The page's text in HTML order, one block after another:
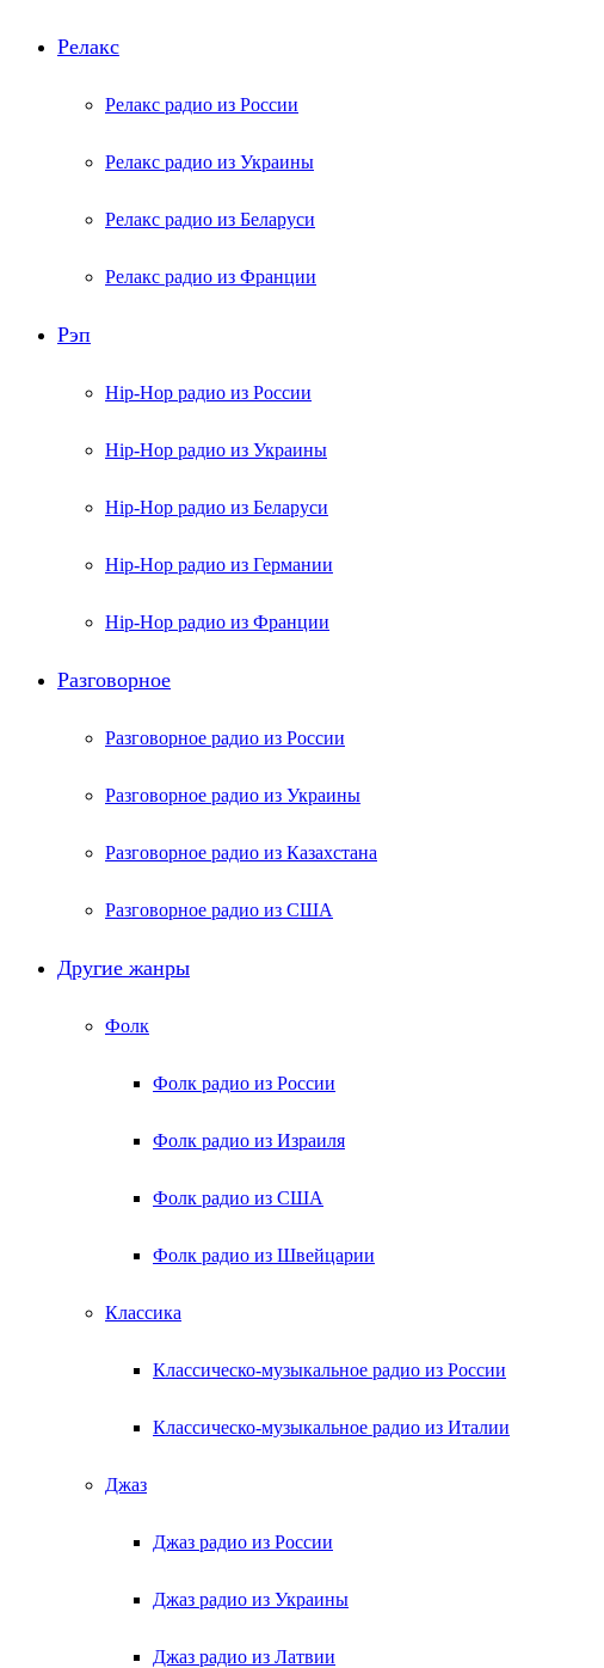
Релакс
Релакс радио из России
Релакс радио из Украины
Релакс радио из Беларуси
Релакс радио из Франции
Рэп
Hip-Hop радио из России
Hip-Hop радио из Украины
Hip-Hop радио из Беларуси
Hip-Hop радио из Германии
Hip-Hop радио из Франции
Разговорное
Разговорное радио из России
Разговорное радио из Украины
Разговорное радио из Казахстана
Разговорное радио из США
Другие жанры
Фолк
Фолк радио из России
Фолк радио из Израиля
Фолк радио из США
Фолк радио из Швейцарии
Классика
Классическо-музыкальное радио из России
Классическо-музыкальное радио из Италии
Джаз
Джаз радио из России
Джаз радио из Украины
Джаз радио из Латвии